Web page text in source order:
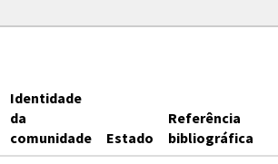
Identidade
da
comunidade
Estado
Referência
bibliográfica